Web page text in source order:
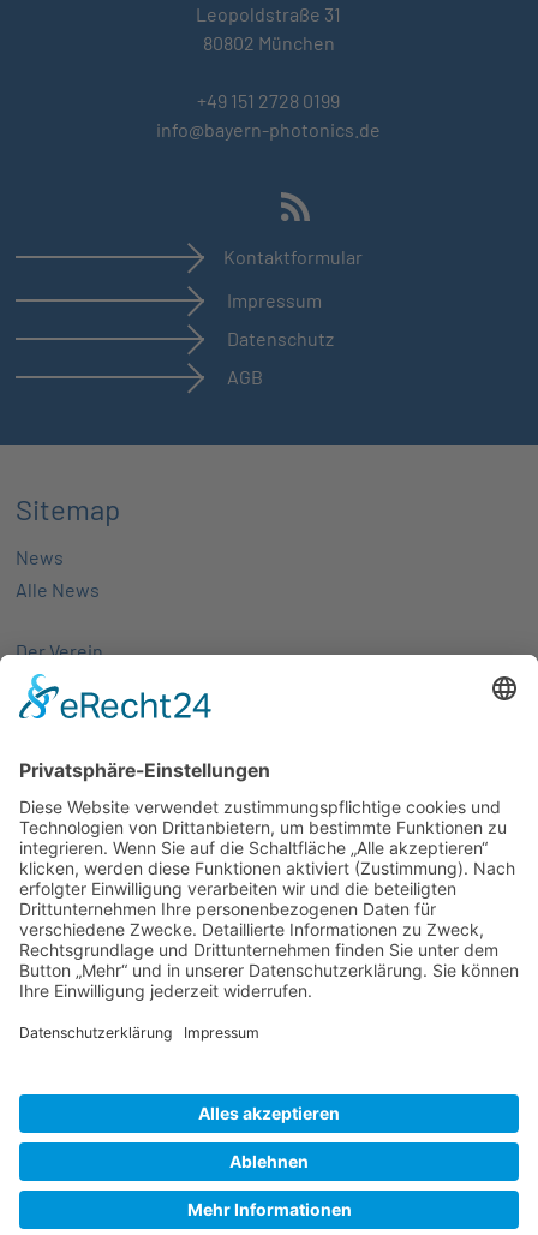
Leopoldstraße 31
80802 München
+49 151 2728 0199
info@bayern-photonics.de
Kontaktformular
Impressum
Datenschutz
AGB
Sitemap
News
Alle News
Der Verein
Über uns
Aktivitäten
Mitgliedschaft
Partnernetze
Veranstaltungen
Alle Veranstaltungen
Jobs
Alle Jobs
AGB
Impressum